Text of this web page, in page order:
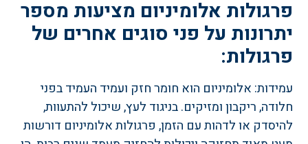
פרגולות אלומיניום מציעות מספר
יתרונות על פני סוגים אחרים של
פרגולות:
עמידות: אלומיניום הוא חומר חזק ועמיד העמיד בפני
חלודה, ריקבון ומזיקים. בניגוד לעץ, שיכול להתעוות,
להיסדק או לדהות עם הזמן, פרגולות אלומיניום דורשות